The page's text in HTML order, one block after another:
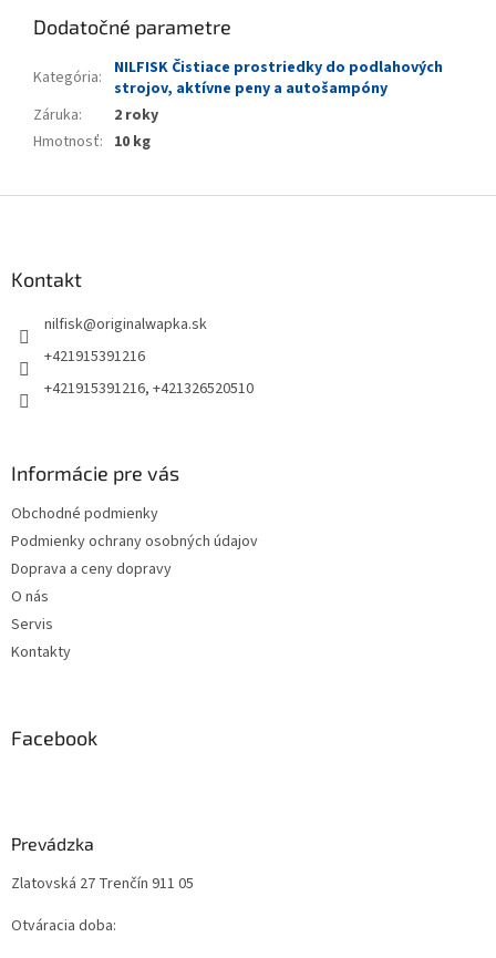
Dodatočné parametre
Kategória:
NILFISK Čistiace prostriedky do podlahových
strojov, aktívne peny a autošampóny
Záruka:
2 roky
Hmotnosť: 10 kg
Kontakt
nilfisk@originalwapka.sk
+421915391216
+421915391216, +421326520510
Informácie pre vás
Obchodné podmienky
Podmienky ochrany osobných údajov
Doprava a ceny dopravy
O nás
Servis
Kontakty
Facebook
Prevádzka
Zlatovská 27 Trenčín 911 05
Otváracia doba: